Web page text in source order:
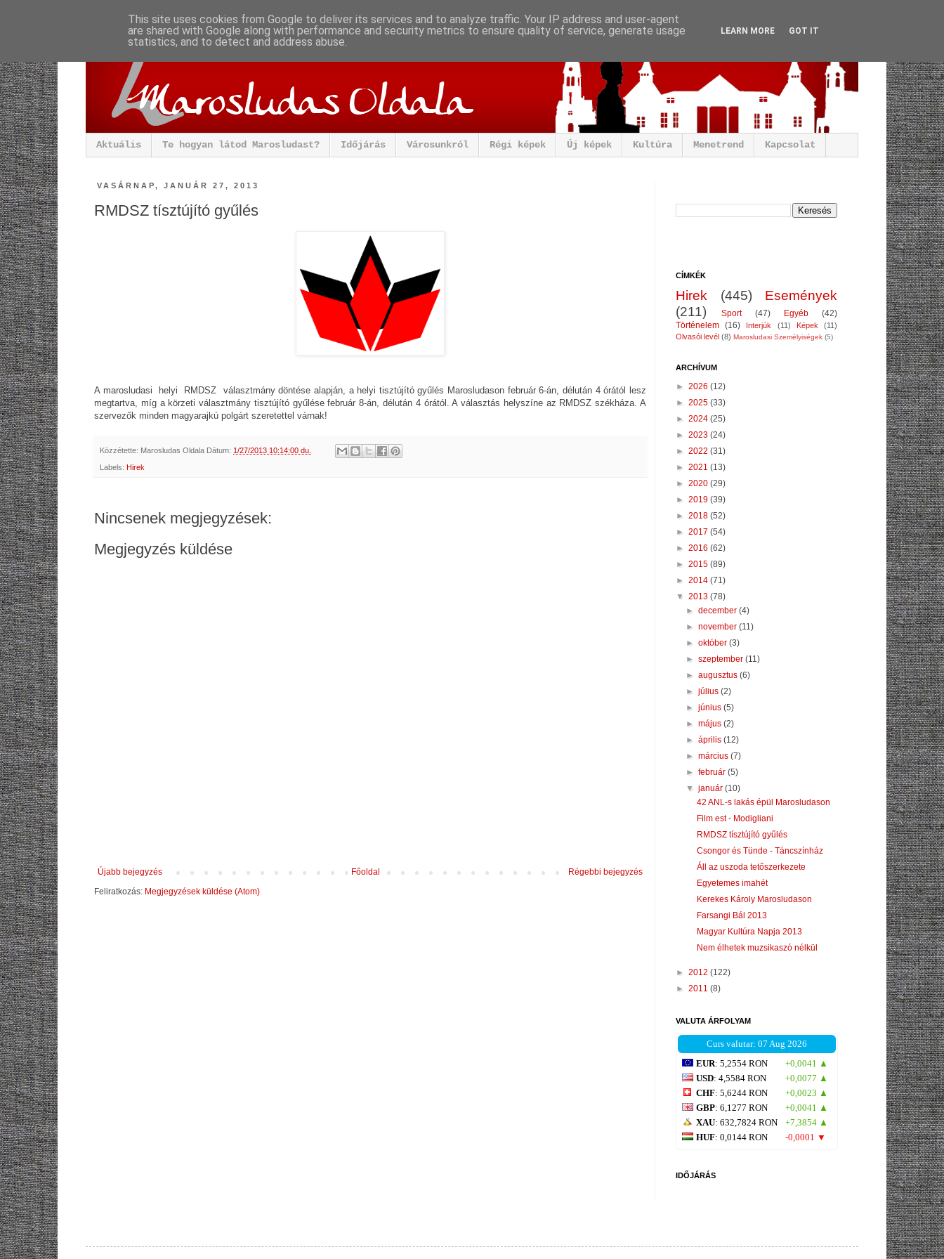
Aktuális Te hogyan látod Marosludast? Időjárás Városunkról Régi képek Új képek Kultúra Menetrend Kapcsolat
VASÁRNAP, JANUÁR 27, 2013
RMDSZ tísztújító gyűlés
A marosludasi helyi RMDSZ választmány döntése alapján, a helyi tisztújító gyűlés Marosludason február 6-án, délután 4 órától lesz
megtartva, míg a körzeti választmány tisztújító gyűlése február 8-án, délután 4 órától. A választás helyszíne az RMDSZ székháza. A
szervezők minden magyarajkú polgárt szeretettel várnak!
Közzétette: Marosludas Oldala Dátum: 1/27/2013 10:14:00 du.
Labels: Hirek
Nincsenek megjegyzések:
Megjegyzés küldése
Újabb bejegyzés Régebbi bejegyzés
Főoldal
Feliratkozás: Megjegyzések küldése (Atom)
CÍMKÉK
Hirek (445)
Események
(211)
Sport (47) Egyéb
(42)
Történelem (16) Interjúk (11) Képek
(11)
Olvasói levél (8) Marosludasi Személyiségek (5)
ARCHÍVUM
► 2026 (12)
► 2025 (33)
► 2024 (25)
► 2023 (24)
► 2022 (31)
► 2021 (13)
► 2020 (29)
► 2019 (39)
► 2018 (52)
► 2017 (54)
► 2016 (62)
► 2015 (89)
► 2014 (71)
▼ 2013 (78)
►december(4)
►november(11)
►október(3)
►szeptember(11)
►augusztus(6)
►július(2)
►június(5)
►május(2)
►április(12)
►március(7)
►február(5)
▼január(10)
42 ANL-s lakás épül Marosludason
Film est - Modigliani
RMDSZ tísztújító gyűlés
Csongor és Tünde - Táncszínház
Áll az uszoda tetőszerkezete
Egyetemes imahét
Kerekes Károly Marosludason
Farsangi Bál 2013
Magyar Kultúra Napja 2013
Nem élhetek muzsikaszó nélkül
► 2012 (122)
► 2011 (8)
VALUTA ÁRFOLYAM
Curs valutar: 07 Aug 2026
EUR: 5,2554 RON
+0,0041 ▲
USD: 4,5584 RON
+0,0077 ▲
CHF: 5,6244 RON
+0,0023 ▲
GBP: 6,1277 RON
+0,0041 ▲
XAU: 632,7824 RON
+7,3854 ▲
HUF: 0,0144 RON -0,0001 ▼
IDŐJÁRÁS
This site uses cookies from Google to deliver its services and to analyze traffic. Your IP address and user-agent
are shared with Google along with performance and security metrics to ensure quality of service, generate usage
statistics, and to detect and address abuse.
LEARN MORE GOT IT